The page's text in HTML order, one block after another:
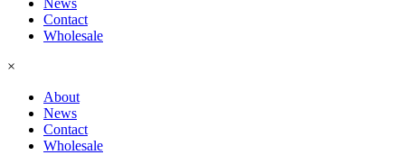
News
Contact
Wholesale
×
About
News
Contact
Wholesale